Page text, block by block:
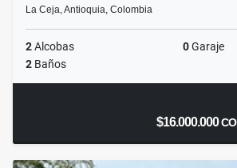
La Ceja, Antioquia, Colombia
2Alcobas 0Garaje
2 Baños
$16.000.000